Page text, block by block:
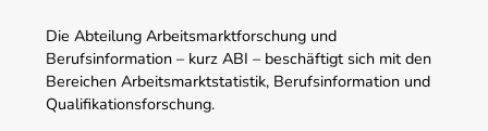
Die Abteilung Arbeitsmarktforschung und
Berufsinformation – kurz ABI – beschäftigt sich mit den
Bereichen Arbeitsmarktstatistik, Berufsinformation und
Qualifikationsforschung.